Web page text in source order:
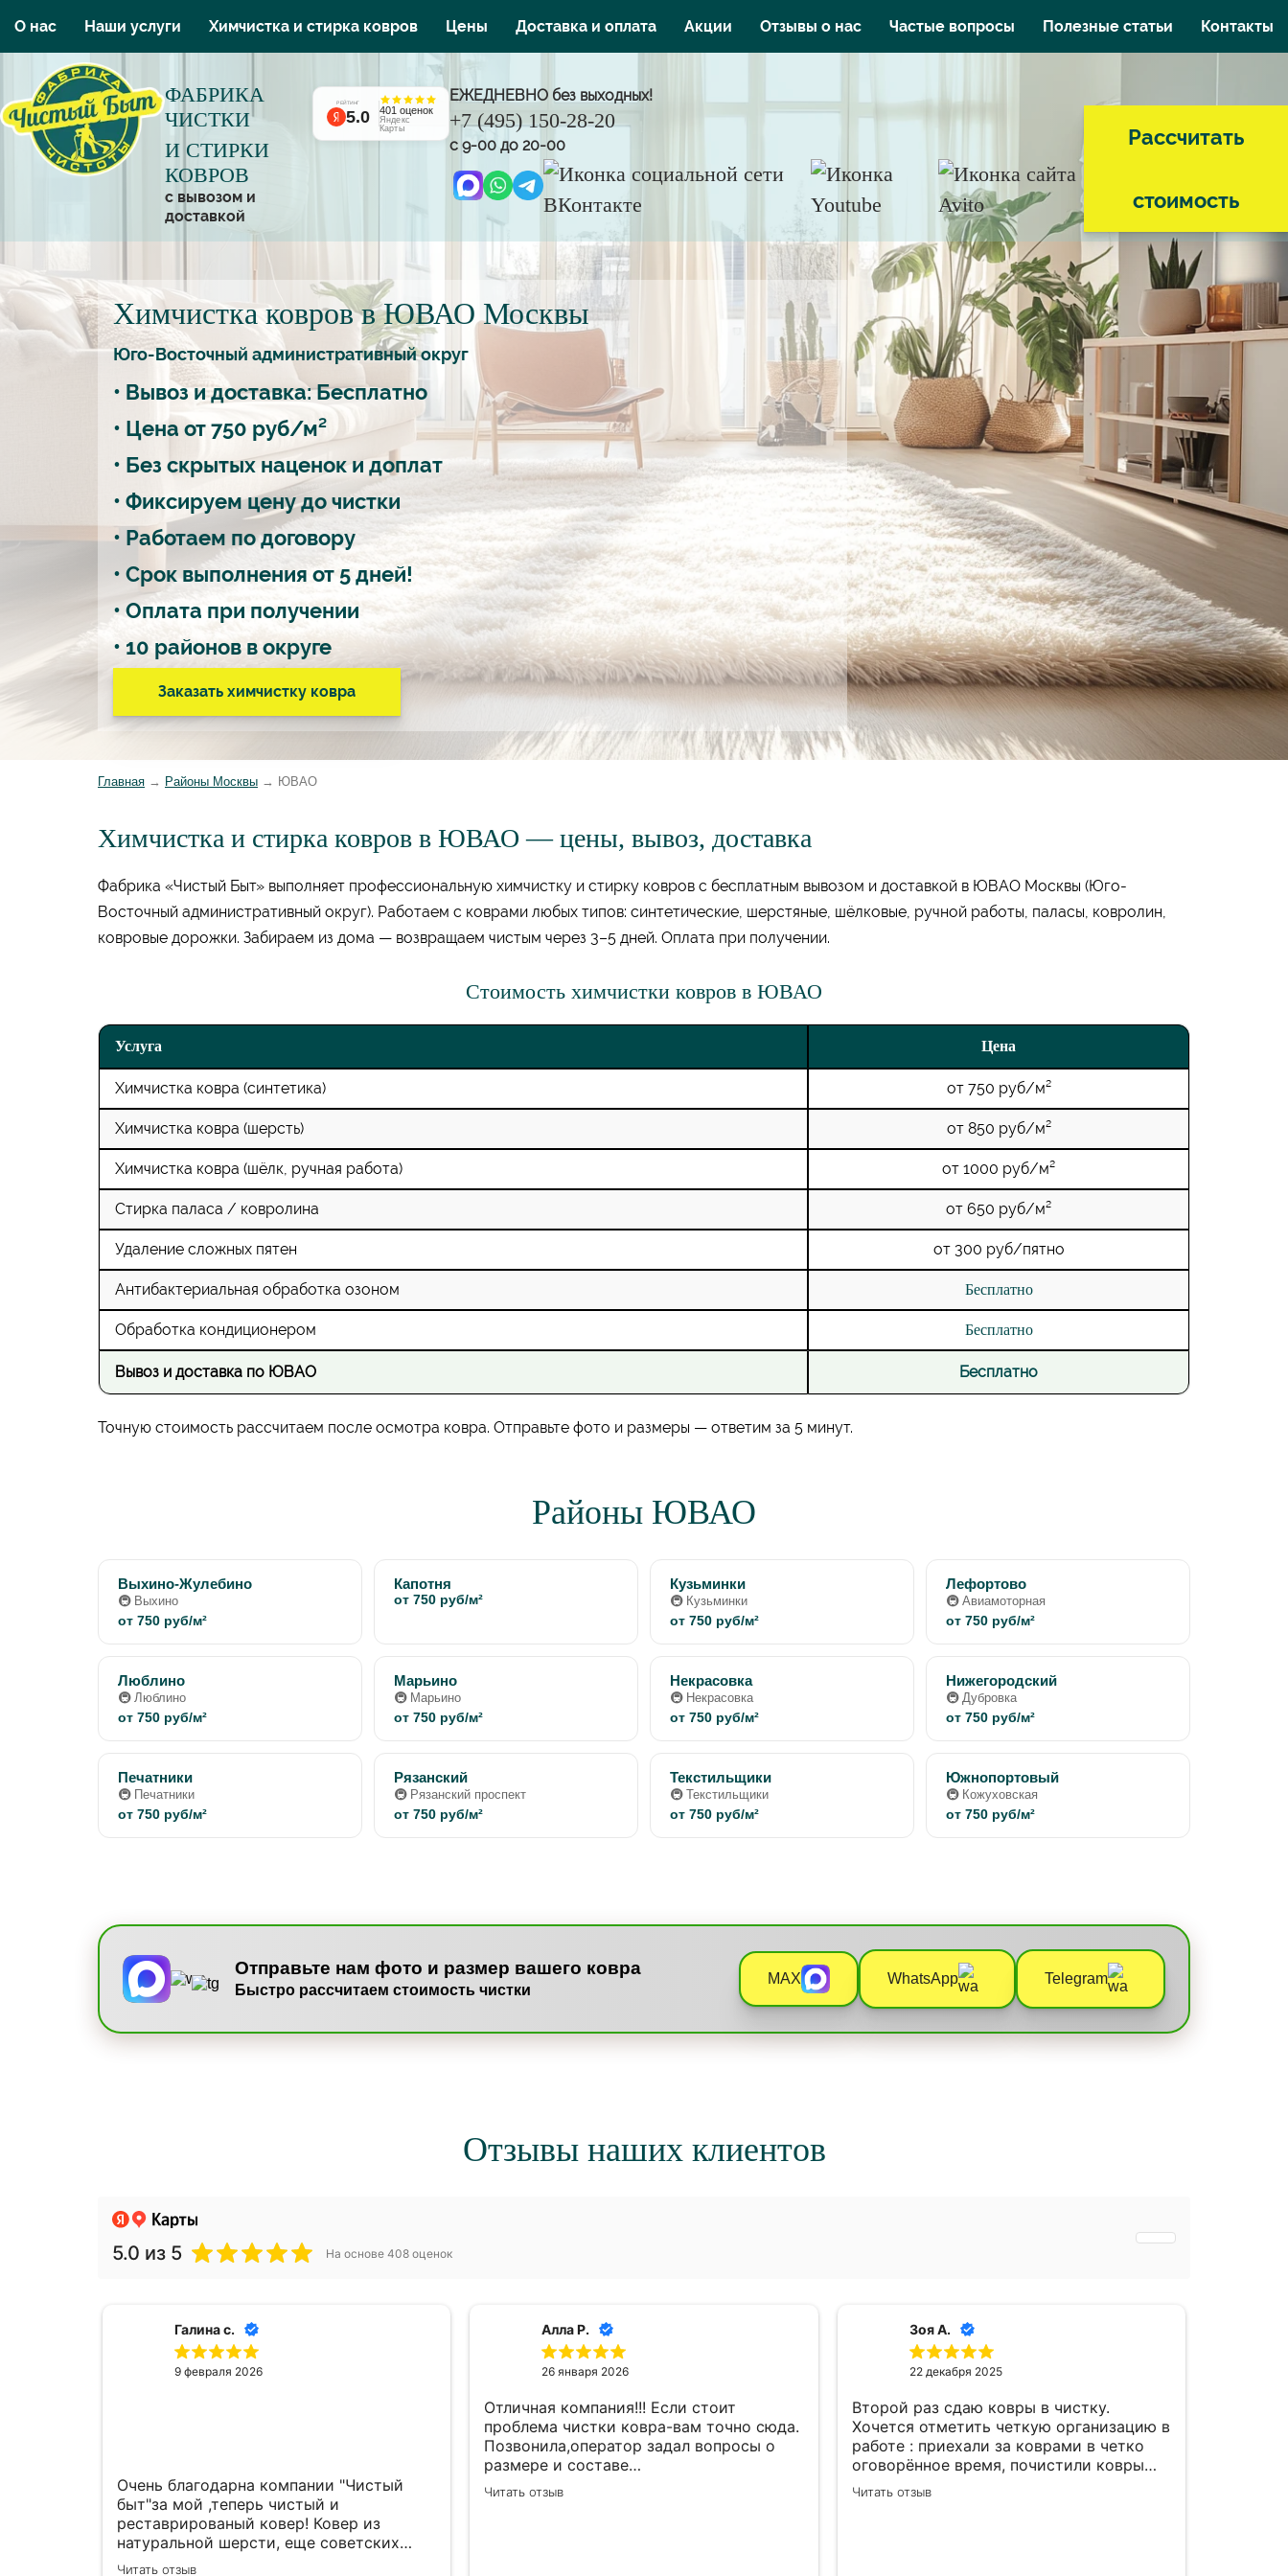
О нас Наши услуги Химчистка и стирка ковров Цены Доставка и оплата Акции Отзывы о нас Частые вопросы Полезные статьи Контакты
ФАБРИКА
ЧИСТКИ
И СТИРКИ
КОВРОВ
с вывозом и
доставкой
РЕЙТИНГ
5.0 401 оценок
Яндекс
Карты
ЕЖЕДНЕВНО без выходных!
+7 (495) 150-28-20
с 9-00 до 20-00 Рассчитать
стоимость
Химчистка ковров в ЮВАО Москвы
Юго-Восточный административный округ
• Вывоз и доставка:Бесплатно
• Цена от750 руб/м²
• Без скрытых наценок и доплат
• Фиксируем цену до чистки
• Работаем по договору
• Срок выполнения от 5 дней!
• Оплата при получении
• 10 районов в округе
Заказать химчистку ковра
Главная → Районы Москвы → ЮВАО
Химчистка и стирка ковров в ЮВАО — цены, вывоз, доставка
Фабрика «Чистый Быт» выполняет профессиональную химчистку и стирку ковров с бесплатным вывозом и доставкой в ЮВАО Москвы (Юго-
Восточный административный округ). Работаем с коврами любых типов: синтетические, шерстяные, шёлковые, ручной работы, паласы, ковролин,
ковровые дорожки. Забираем из дома — возвращаем чистым через 3–5 дней. Оплата при получении.
Стоимость химчистки ковров в ЮВАО
Услуга Цена
Химчистка ковра (синтетика) от 750 руб/м²
Химчистка ковра (шерсть) от 850 руб/м²
Химчистка ковра (шёлк, ручная работа) от 1000 руб/м²
Стирка паласа / ковролина от 650 руб/м²
Удаление сложных пятен от 300 руб/пятно
Антибактериальная обработка озоном Бесплатно
Обработка кондиционером Бесплатно
Вывоз и доставка по ЮВАО Бесплатно
Точную стоимость рассчитаем после осмотра ковра. Отправьте фото и размеры — ответим за 5 минут.
Районы ЮВАО
Выхино-Жулебино
🚇 Выхино
от 750 руб/м²
Капотня
от 750 руб/м²
Кузьминки
🚇 Кузьминки
от 750 руб/м²
Лефортово
🚇 Авиамоторная
от 750 руб/м²
Люблино
🚇 Люблино
от 750 руб/м²
Марьино
🚇 Марьино
от 750 руб/м²
Некрасовка
🚇 Некрасовка
от 750 руб/м²
Нижегородский
🚇 Дубровка
от 750 руб/м²
Печатники
🚇 Печатники
от 750 руб/м²
Рязанский
🚇 Рязанский проспект
от 750 руб/м²
Текстильщики
🚇 Текстильщики
от 750 руб/м²
Южнопортовый
🚇 Кожуховская
от 750 руб/м²
Отправьте нам фото и размер вашего ковра
Быстро рассчитаем стоимость чистки
MAX WhatsApp Telegram
Отзывы наших клиентов
5.0 из 5 На основе 408 оценок
Галина с.
9 февраля 2026
Очень благодарна компании "Чистый
быт"за мой ,теперь чистый и
реставрированый ковер! Ковер из
натуральной шерсти, еще советских
времен,очень качественный,но
Читать отзыв
Алла Р.
26 января 2026
Отличная компания!!! Если стоит
проблема чистки ковра-вам точно сюда.
Позвонила,оператор задал вопросы о
размере и составе
ковра,предварительно назвал цену.Затем
я отправила фото,цена -не изменилась.
Читать отзыв
Зоя А.
22 декабря 2025
Второй раз сдаю ковры в чистку.
Хочется отметить четкую организацию в
работе : приехали за коврами в четко
оговорённое время, почистили ковры
даже за более короткий срок. Ковры
очень чистые , выглядят , как новые.
Читать отзыв